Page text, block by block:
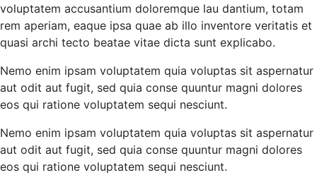
voluptatem accusantium doloremque lau dantium, totam
rem aperiam, eaque ipsa quae ab illo inventore veritatis et
quasi archi tecto beatae vitae dicta sunt explicabo.
Nemo enim ipsam voluptatem quia voluptas sit aspernatur
aut odit aut fugit, sed quia conse quuntur magni dolores
eos qui ratione voluptatem sequi nesciunt.
Nemo enim ipsam voluptatem quia voluptas sit aspernatur
aut odit aut fugit, sed quia conse quuntur magni dolores
eos qui ratione voluptatem sequi nesciunt.